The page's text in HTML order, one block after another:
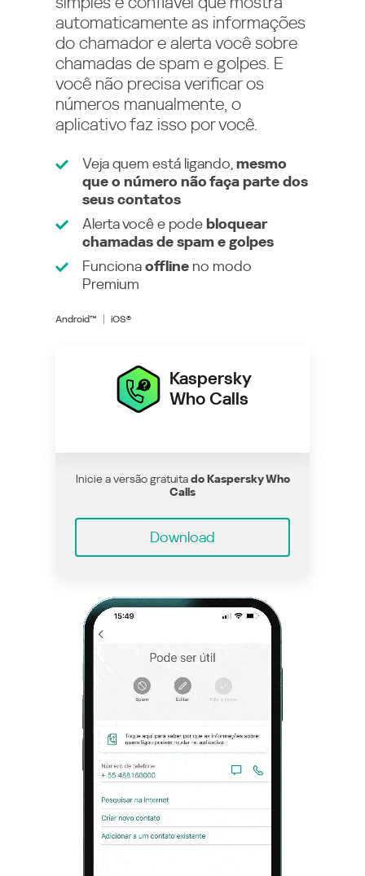
automaticamente as informações
do chamador e alerta você sobre
chamadas de spam e golpes. E
você não precisa verificar os
números manualmente, o
aplicativo faz isso por você.
Veja quem está ligando, mesmo
que o número não faça parte dos
seus contatos
Alerta você e podebloquear
chamadas de spam e golpes
Funcionaoffline no modo
Premium
Android™ iOS®
Kaspersky
Who Calls
Inicie a versão gratuitado Kaspersky Who
Calls
Download